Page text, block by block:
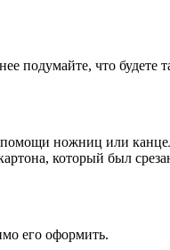
подумайте, что будете
ножниц или
который был
его оформить.